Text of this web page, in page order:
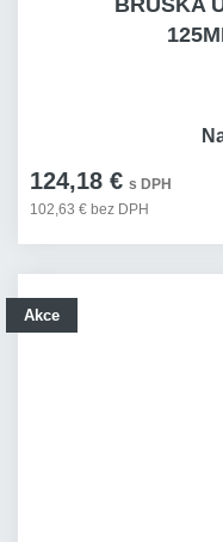
BRUSKA
124,18 € s DPH
102,63 € bez DPH
Akce